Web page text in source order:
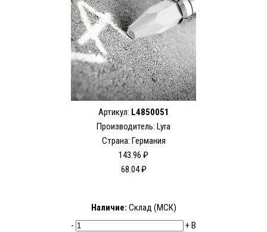
Артикул: L4850051
Производитель: Lyra
Страна: Германия
143.96 ₽
68.04 ₽
Наличие: Склад (МСК)
-
+В